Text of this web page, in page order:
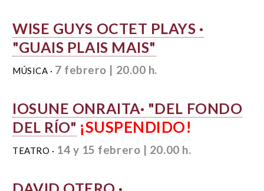
WISE GUYS OCTET PLAYS ·
"GUAIS PLAIS MAIS"
MÚSICA · 7 febrero | 20.00 h.
IOSUNE ONRAITA· "DEL FONDO
DEL RÍO" ¡SUSPENDIDO!
TEATRO · 14 y 15 febrero | 20.00 h.